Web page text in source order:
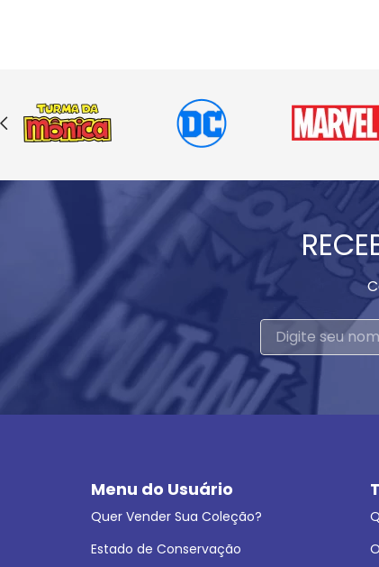
Menu do Usuário
Quer Vender Sua Coleção?
Estado de Conservação